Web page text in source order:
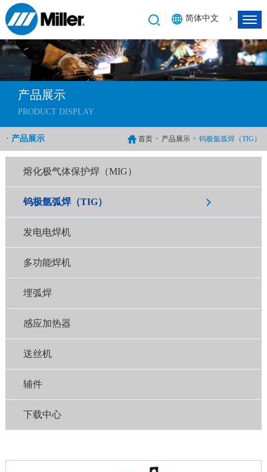
简体中文
产品展示
PRODUCT DISPLAY
· 产品展示 首页 > 产品展示 > 钨极氩弧焊（TIG）
熔化极气体保护焊（MIG）
钨极氩弧焊（TIG）
发电电焊机
多功能焊机
埋弧焊
感应加热器
送丝机
辅件
下载中心